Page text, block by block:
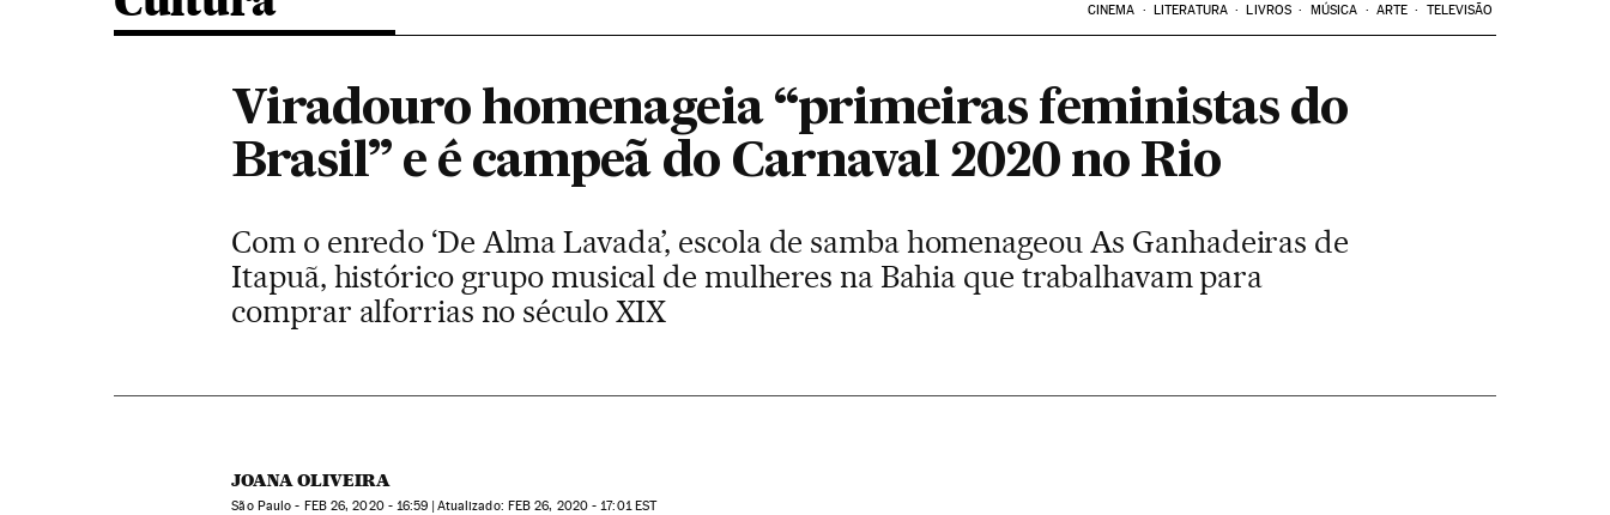
CINEMA LITERATURA LIVROS MÚSICA ARTE TELEVISÃO
Viradouro homenageia “primeiras feministas do
Brasil” e é campeã do Carnaval 2020 no Rio
Com o enredo ‘De Alma Lavada’, escola de samba homenageou As Ganhadeiras de
Itapuã, histórico grupo musical de mulheres na Bahia que trabalhavam para
comprar alforrias no século XIX
JOANA OLIVEIRA
São Paulo - FEB26, 2020 - 16:59 atualizado: FEB 26, 2020 - 17:01EST